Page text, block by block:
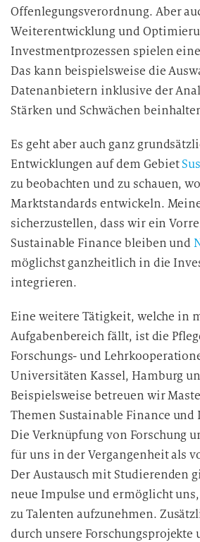
Offenlegungsverordnung. Aber
Weiterentwicklung und
Investmentprozessen spielen
Das kann beispielsweise die
Datenanbietern inklusive der
Stärken und Schwächen
Es geht aber auch ganz
Entwicklungen auf dem Gebiet
zu beobachten und zu schauen,
Marktstandards entwickeln.
sicherzustellen, dass wir ein
Sustainable Finance bleiben und
möglichst ganzheitlich in die
integrieren.
Eine weitere Tätigkeit, welche in
Aufgabenbereich fällt, ist die
Forschungs- und
Universitäten Kassel, Hamburg
Beispielsweise betreuen wir
Themen Sustainable Finance
Die Verknüpfung von Forschung
für uns in der Vergangenheit als
Der Austausch mit Studierenden
neue Impulse und ermöglicht
zu Talenten aufzunehmen.
durch unsere Forschungsprojekte